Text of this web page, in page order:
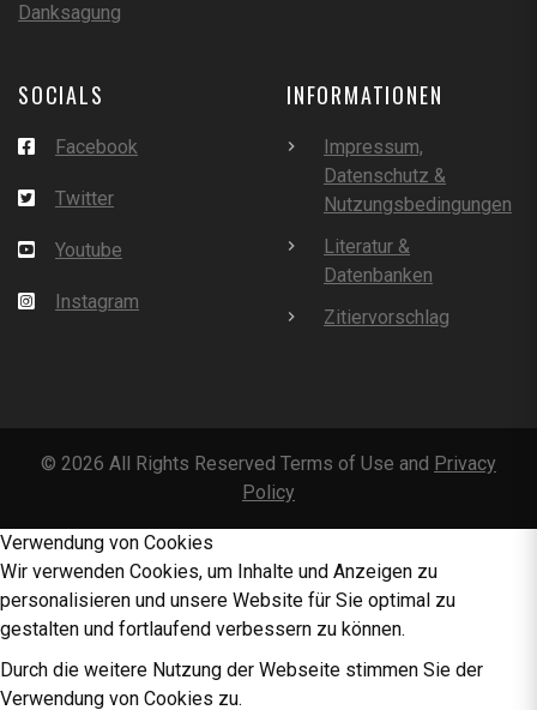
Danksagung
SOCIALS
Facebook
Twitter
Youtube
Instagram
INFORMATIONEN
Impressum,
Datenschutz &
Nutzungsbedingungen
Literatur &
Datenbanken
Zitiervorschlag
© 2026 All Rights Reserved Terms of Use and Privacy
Policy
Verwendung von Cookies
Wir verwenden Cookies, um Inhalte und Anzeigen zu
personalisieren und unsere Website für Sie optimal zu
gestalten und fortlaufend verbessern zu können.
Durch die weitere Nutzung der Webseite stimmen Sie der
Verwendung von Cookies zu.